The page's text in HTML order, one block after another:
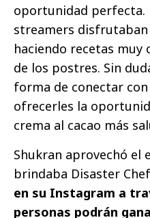
oportunidad perfecta.
streamers
haciendo recetas muy
de los postres. Sin
forma de conectar
ofrecerles la
crema al cacao más
Shukran aprovechó el
brindaba Disaster
en su Instagram a
personas podrán